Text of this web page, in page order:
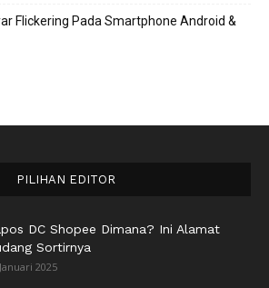
Flickering Pada Smartphone Android &
PILIHAN EDITOR
DC Shopee Dimana? Ini Alamat
Sortirnya
2025